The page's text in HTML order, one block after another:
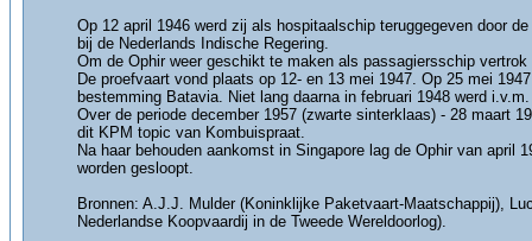
Op 12 april 1946 werd zij als hospitaalschip teruggegeven door
bij de Nederlands Indische Regering.
Om de Ophir weer geschikt te maken als passagiersschip
De proefvaart vond plaats op 12- en 13 mei 1947. Op 25 mei
bestemming Batavia. Niet lang daarna in februari 1948 werd
Over de periode december 1957 (zwarte sinterklaas) - 28 maart
dit KPM topic van Kombuispraat.
Na haar behouden aankomst in Singapore lag de Ophir van april
worden gesloopt.
Bronnen: A.J.J. Mulder (Koninklijke Paketvaart-Maatschappij),
Nederlandse Koopvaardij in de Tweede Wereldoorlog).